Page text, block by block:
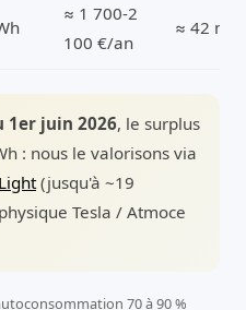
≈ 1 700-2
100 €/an
≈ 42 m²
1er juin 2026, le surplus
: nous le valorisons via
(jusqu'à ~19
Tesla / Atmoce
70 à 90 %